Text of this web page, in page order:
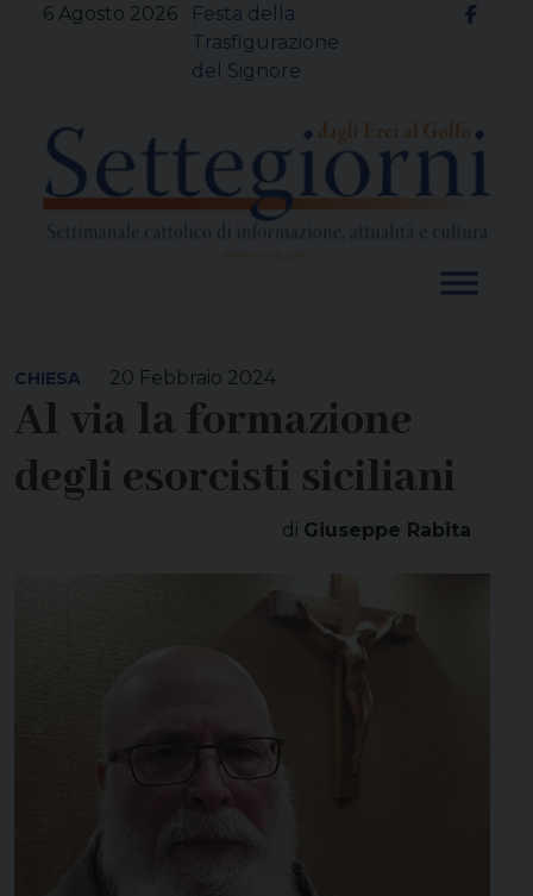
6 Agosto 2026
Festa della
Trasfigurazione
del Signore
20 Febbraio 2024
CHIESA
Al via la formazione
degli esorcisti siciliani
di Giuseppe Rabita